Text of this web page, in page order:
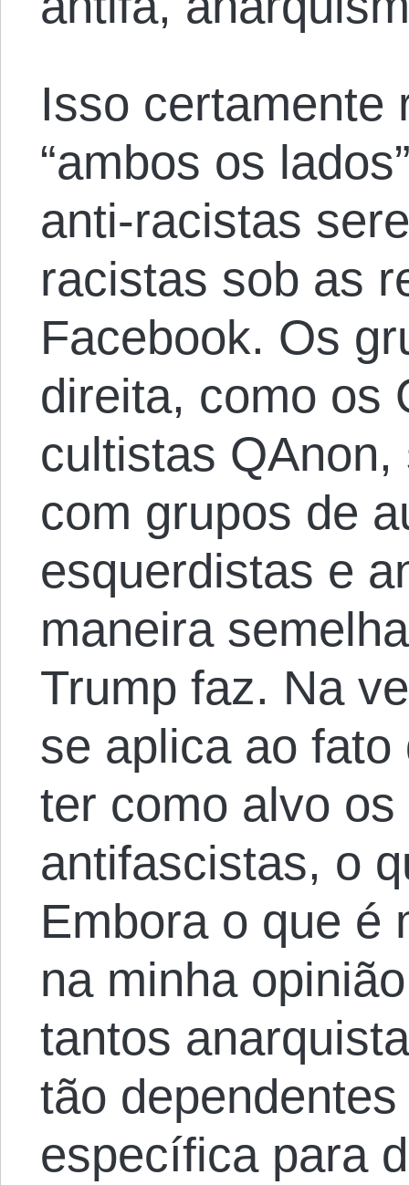
Isso certamente
“ambos os
anti-racistas
racistas sob as
Facebook. Os
direita, como os
cultistas
com grupos de
esquerdistas e
maneira
Trump faz. Na
se aplica ao fato
ter como alvo
antifascistas, o
Embora o que é
na minha
tantos
tão
específica para